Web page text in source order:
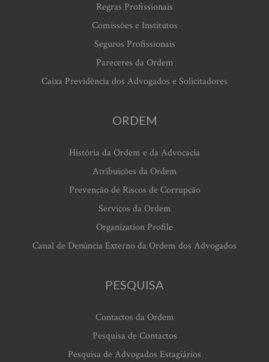
Regras Profissionais
Comissões e Institutos
Seguros Profissionais
Pareceres da Ordem
Caixa Previdência dos Advogados e Solicitadores
ORDEM
História da Ordem e da Advocacia
Atribuições da Ordem
Prevenção de Riscos de Corrupção
Serviços da Ordem
Organization Profile
Canal de Denúncia Externo da Ordem dos Advogados
PESQUISA
Contactos da Ordem
Pesquisa de Contactos
Pesquisa de Advogados Estagiários